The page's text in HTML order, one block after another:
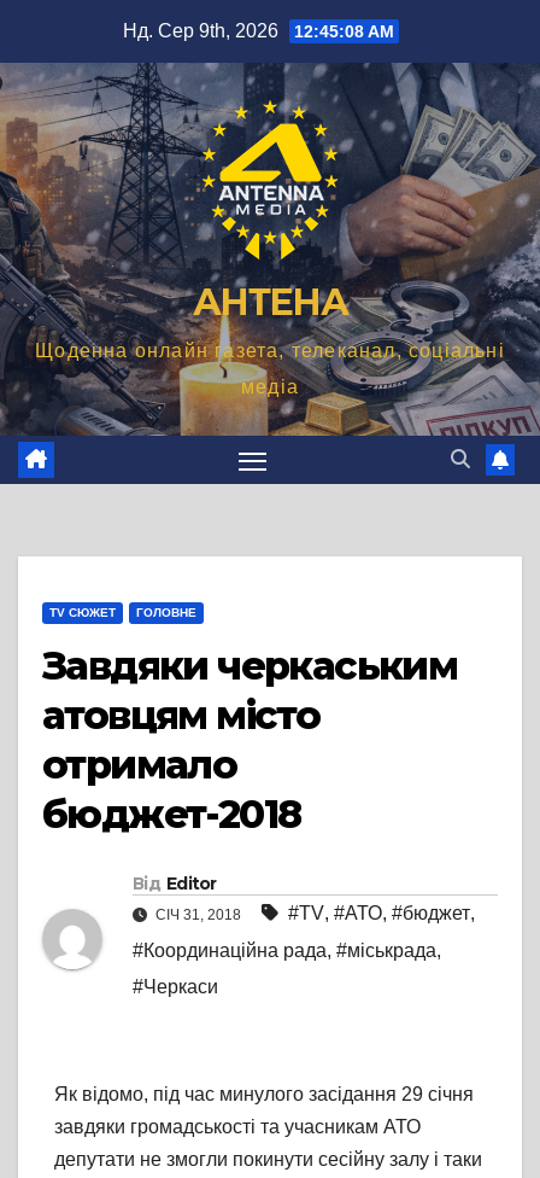
вмісту
Нд. Сер 9th, 2026 12:45:09 AM
АНТЕНА
Щоденна онлайн газета, телеканал, соціальні
медіа
TV СЮЖЕТ ГОЛОВНЕ
Завдяки черкаським
атовцям місто
отримало
бюджет-2018
Від Editor
СІЧ 31, 2018 #TV, #АТО, #бюджет,
#Координаційна рада, #міськрада,
#Черкаси
Як відомо, під час минулого засідання 29 січня
завдяки громадськості та учасникам АТО
депутати не змогли покинути сесійну залу і таки